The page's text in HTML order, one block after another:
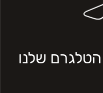
שלנו